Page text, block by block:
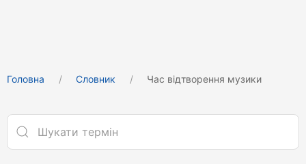
Головна Cловник Час відтворення музики